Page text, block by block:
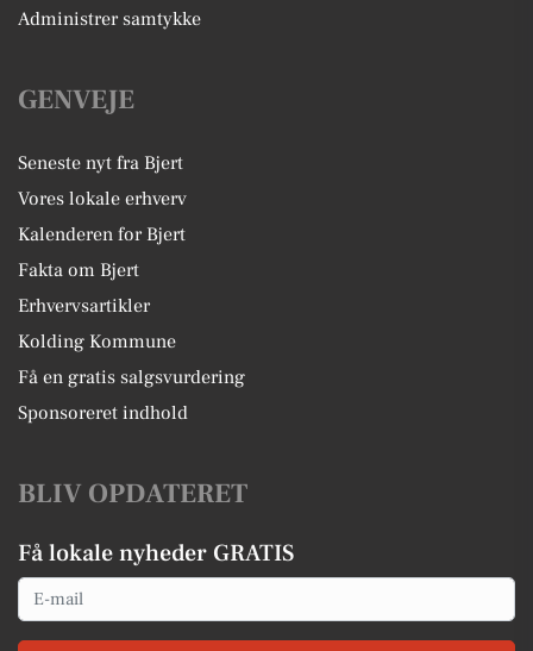
Administrer samtykke
GENVEJE
Seneste nyt fra Bjert
Vores lokale erhverv
Kalenderen for Bjert
Fakta om Bjert
Erhvervsartikler
Kolding Kommune
Få en gratis salgsvurdering
Sponsoreret indhold
BLIV OPDATERET
Få lokale nyheder GRATIS
Email